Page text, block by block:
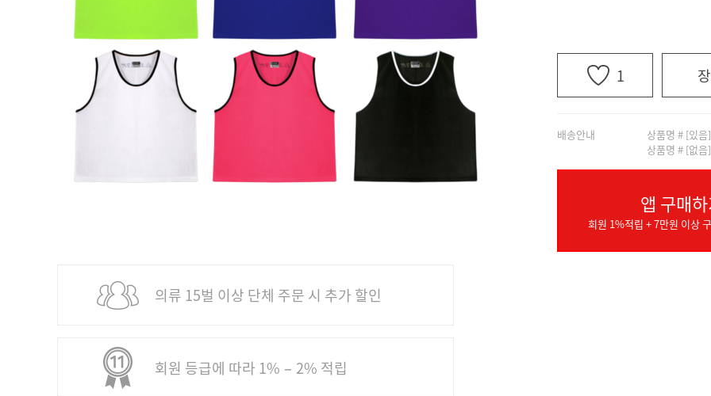
의류 15벌 이상 단체 주문 시 추가 할인
회원 등급에 따라 1% − 2% 적립
1
배송안내
상품명 # [있
상품명 # [없
앱 구매
회원 1%적립 + 7만원 이상